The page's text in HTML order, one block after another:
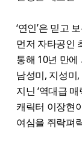
‘연인’은 믿고
먼저 자타공인
통해 10년 만
남성미, 지성미
지닌 ‘역대급
캐릭터 이장현
여심을 쥐락펴